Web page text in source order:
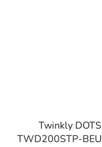
Twinkly DOTS
TWD200STP-BEU